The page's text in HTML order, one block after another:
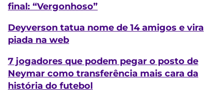
final: “Vergonhoso”
Deyverson tatua nome de 14 amigos e vira
piada na web
7 jogadores que podem pegar o posto de
Neymar como transferência mais cara da
história do futebol